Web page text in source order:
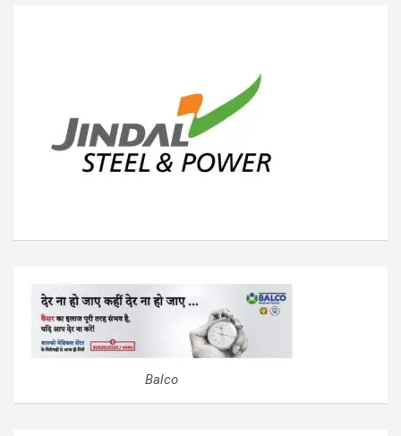
Balco